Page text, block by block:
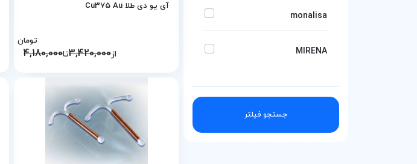
monalisa
MIRENA
جستجو فیلتر
آی یو دی طلا Cu375 Au
از3,420,000تا4,180,000
تومان